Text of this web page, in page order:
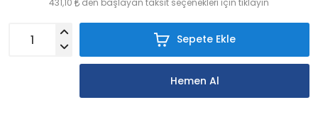
431,10 'den başlayan taksit seçenekleri için tıklayın
Sepete Ekle
Hemen Al